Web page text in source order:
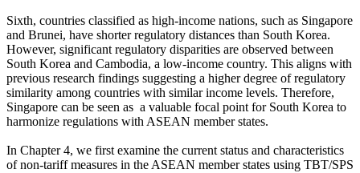
Sixth, countries classified as high-income nations, such as Singapore
and Brunei, have shorter regulatory distances than South Korea.
However, significant regulatory disparities are observed between
South Korea and Cambodia, a low-income country. This aligns with
previous research findings suggesting a higher degree of regulatory
similarity among countries with similar income levels. Therefore,
Singapore can be seen as a valuable focal point for South Korea to
harmonize regulations with ASEAN member states.
In Chapter 4, we first examine the current status and characteristics
of non-tariff measures in the ASEAN member states using TBT/SPS